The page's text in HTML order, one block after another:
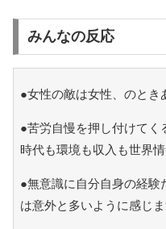
みんなの反応
●女性の敵は女性、のとき
●苦労自慢を押し付けてく
時代も環境も収入も世界
●無意識に自分自身の経験
は意外と多いように感じ